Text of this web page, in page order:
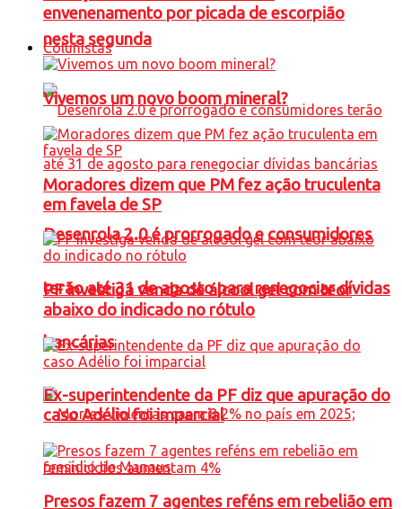
nesta segunda
Desenrola 2.0 é prorrogado e consumidores
terão até 31 de agosto para renegociar dívidas
bancárias
envenenamento por picada de escorpião
Colunistas
Vivemos um novo boom mineral?
Moradores dizem que PM fez ação truculenta
em favela de SP
PF investiga venda de álcool gel com teor
abaixo do indicado no rótulo
Ex-superintendente da PF diz que apuração do
caso Adélio foi imparcial
Presos fazem 7 agentes reféns em rebelião em